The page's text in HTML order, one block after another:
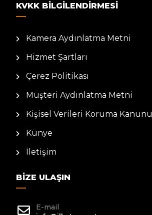
KVKK BILGILENDIRMESI
Kamera Aydınlatma Metni
Hizmet Şartları
Çerez Politikası
Müşteri Aydınlatma Metni
Kişisel Verileri Koruma Kanunu
Künye
İletişim
BIZE ULAŞIN
E-mail